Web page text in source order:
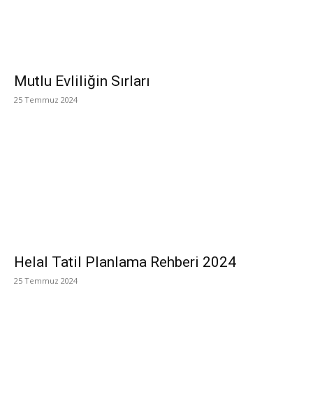
Mutlu Evliliğin Sırları
25 Temmuz 2024
Helal Tatil Planlama Rehberi 2024
25 Temmuz 2024